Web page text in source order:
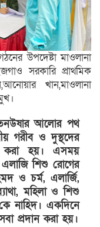
উপদেষ্টা মাওলানা
সরকারি প্রাথমিক
খান,মাওলানা
আলোর পথ
গরীব ও দুস্থদের
করা হয়। এসময়
শিশু রোগের
ও চর্ম, এলার্জি,
মহিলা ও শিশু
নাহিদ। একদিনে
প্রদান করা হয়।